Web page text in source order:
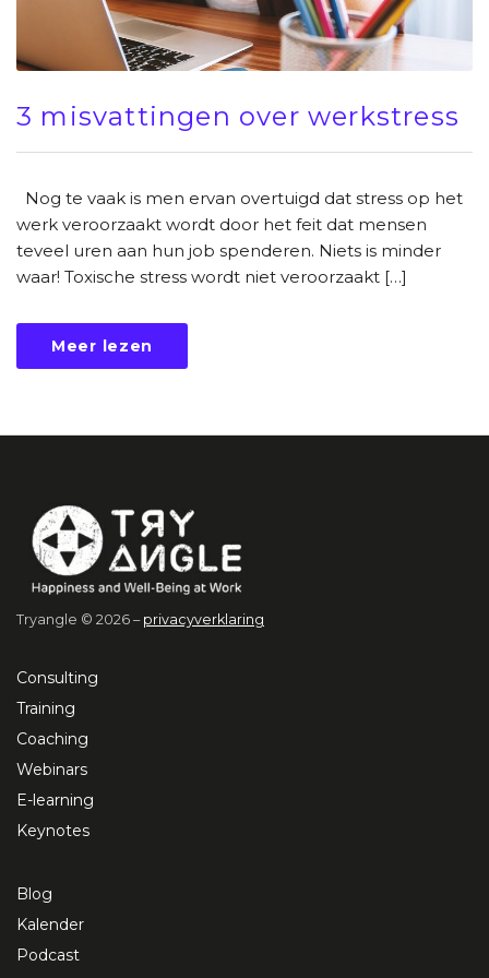
3 misvattingen over werkstress
Nog te vaak is men ervan overtuigd dat stress op het
werk veroorzaakt wordt door het feit dat mensen
teveel uren aan hun job spenderen. Niets is minder
waar! Toxische stress wordt niet veroorzaakt […]
Meer lezen
Tryangle © 2026 – privacyverklaring
Consulting
Training
Coaching
Webinars
E-learning
Keynotes
Blog
Kalender
Podcast